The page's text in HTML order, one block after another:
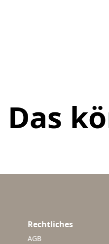
Das
Rechtliches
AGB